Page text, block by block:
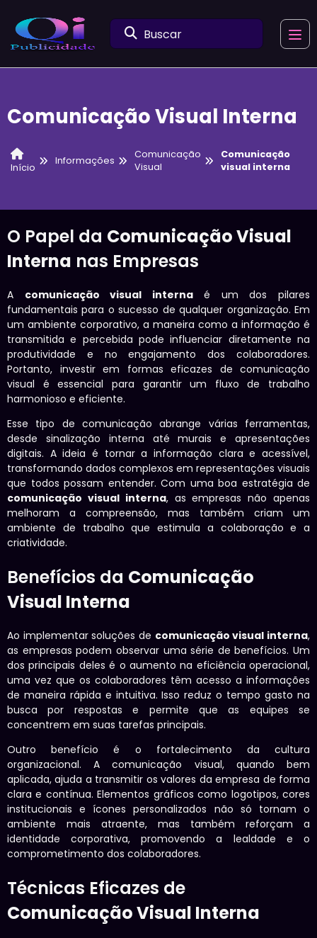
Buscar
Comunicação Visual Interna
Início
Informações
Comunicação
Visual
Comunicação
visual interna
O Papel da Comunicação Visual
Interna nas Empresas
A comunicação visual internaé um dos pilares
fundamentais para o sucesso de qualquer organização. Em
um ambiente corporativo, a maneira como a informação é
transmitida e percebida pode influenciar diretamente na
produtividade e no engajamento dos colaboradores.
Portanto, investir em formas eficazes de comunicação
visual é essencial para garantir um fluxo de trabalho
harmonioso e eficiente.
Esse tipo de comunicação abrange várias ferramentas,
desde sinalização interna até murais e apresentações
digitais. A ideia é tornar a informação clara e acessível,
transformando dados complexos em representações visuais
que todos possam entender. Com uma boa estratégia de
comunicação visual interna, as empresas não apenas
melhoram a compreensão, mas também criam um
ambiente de trabalho que estimula a colaboração e a
criatividade.
Benefícios da Comunicação
Visual Interna
Ao implementar soluções de comunicação visual interna,
as empresas podem observar uma série de benefícios. Um
dos principais deles é o aumento na eficiência operacional,
uma vez que os colaboradores têm acesso a informações
de maneira rápida e intuitiva. Isso reduz o tempo gasto na
busca por respostas e permite que as equipes se
concentrem em suas tarefas principais.
Outro benefício é o fortalecimento da cultura
organizacional. A comunicação visual, quando bem
aplicada, ajuda a transmitir os valores da empresa de forma
clara e contínua. Elementos gráficos como logotipos, cores
institucionais e ícones personalizados não só tornam o
ambiente mais atraente, mas também reforçam a
identidade corporativa, promovendo a lealdade e o
comprometimento dos colaboradores.
Técnicas Eficazes de
Comunicação Visual Interna